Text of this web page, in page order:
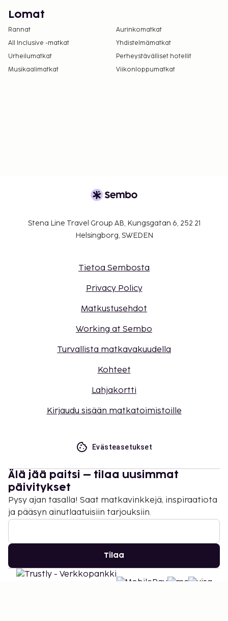
Lomat
Rannat
Aurinkomatkat
All Inclusive -matkat
Yhdistelmämatkat
Urheilumatkat
Perheystävälliset hotellit
Musikaalimatkat
Viikonloppumatkat
Stena Line Travel Group AB, Kungsgatan 6, 252 21
Helsingborg, SWEDEN
Tietoa Sembosta
Privacy Policy
Matkustusehdot
Working at Sembo
Turvallista matkavakuudella
Kohteet
Lahjakortti
Kirjaudu sisään matkatoimistoille
Evästeasetukset
Älä jää paitsi – tilaa uusimmat
päivitykset
Pysy ajan tasalla! Saat matkavinkkejä, inspiraatiota
ja pääsyn ainutlaatuisiin tarjouksiin.
Tilaa